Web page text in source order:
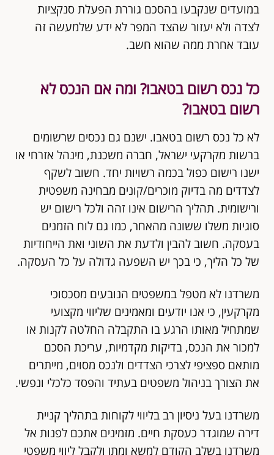
במועדים שנקבעו בהסכם גוררת הפעלת סנקציות
לצדה ולא יעזור שהצד המפר לא ידע שלמעשה זה
עובד אחרת ממה שהוא חשב.
כל נכס רשום בטאבו? ומה אם הנכס לא
רשום בטאבו?
לא כל נכס רשום בטאבו. ישנם גם נכסים שרשומים
ברשות מקרקעי ישראל, חברה משכנת, מינהל אזרחי או
ישנו רישום כפול בכמה רשויות יחד. חשוב לשקף
לצדדים מה בדיוק מוכרים/קונים מבחינה משפטית
ורישומית. תהליך הרישום אינו זהה ולכל רישום יש
סוגיות משלו ששונה מהאחר, כמו גם לוח הזמנים
בעסקה. חשוב להבין ולדעת את השוני ואת הייחודיות
של כל הליך, כי בכך יש השפעה גדולה על כל העסקה.
משרדנו לא מטפל במשפטים הנובעים מסכסוכי
מקרקעין, כי אנו יודעים ומאמינים שליווי מקצועי
שמתחיל מאותו הרגע בו התקבלה החלטה לקנות או
למכור את הנכס, בדיקות מקדמיות, עריכת הסכם
מותאם ספציפי לצרכי הצדדים ולנכס מסוים, מייתרים
את הצורך בניהול משפטים בעתיד והפסד כלכלי ונפשי.
משרדנו בעל ניסיון רב בליווי לקוחות בתהליך קניית
דירה שמוגדר כעסקת חיים. מזמינים אתכם לפנות אל
משרדנו בשלב הקודם למשא ומתן ולקבל ליווי משפטי